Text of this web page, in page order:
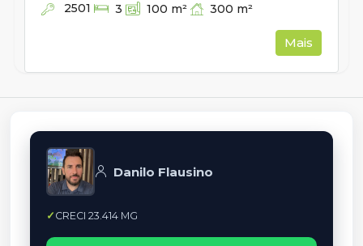
2501 3 100 m² 300 m²
Mais
Danilo Flausino
CRECI 23.414 MG